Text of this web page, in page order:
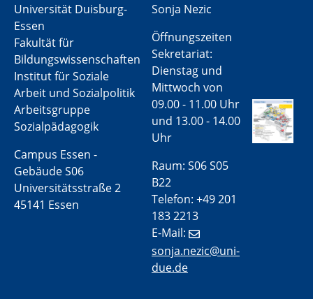
Universität Duisburg-
Essen
Fakultät für
Bildungswissenschaften
Institut für Soziale
Arbeit und Sozialpolitik
Arbeitsgruppe
Sozialpädagogik
Campus Essen -
Gebäude S06
Universitätsstraße 2
45141 Essen
Sonja Nezic
Öffnungszeiten
Sekretariat:
Dienstag und
Mittwoch von
09.00 - 11.00 Uhr
und 13.00 - 14.00
Uhr
Raum: S06 S05
B22
Telefon: +49 201
183 2213
E-Mail:
sonja.nezic@uni-
due.de